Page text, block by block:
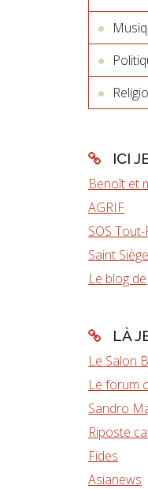
ICI
Benoît et
AGRIF
SOS
Saint Siège
Le blog
LÀ
Le Salon
Le forum
Sandro
Riposte
Fides
Asianews